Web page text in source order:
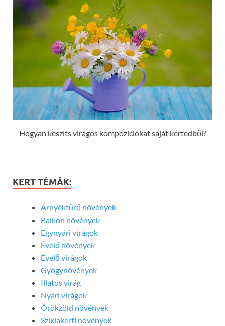
Hogyan készíts virágos kompozíciókat saját kertedből?
KERT TÉMÁK:
Árnyéktűrő növények
Balkon növények
Egynyári virágok
Évelő növények
Évelő virágok
Gyógynövények
Illatos virág
Nyári virágok
Örökzöld növények
Sziklakerti növények